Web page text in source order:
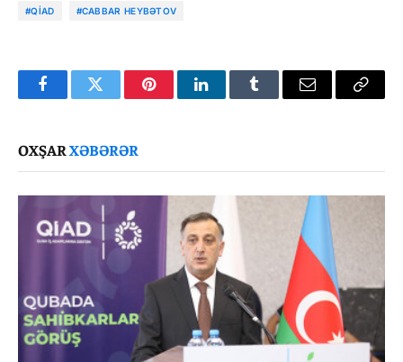
#QİAD #CABBAR HEYBƏTOV
FacebookTwitter PinterestLinkedInTumblr Email
Copy
OXŞARXƏBƏRƏR